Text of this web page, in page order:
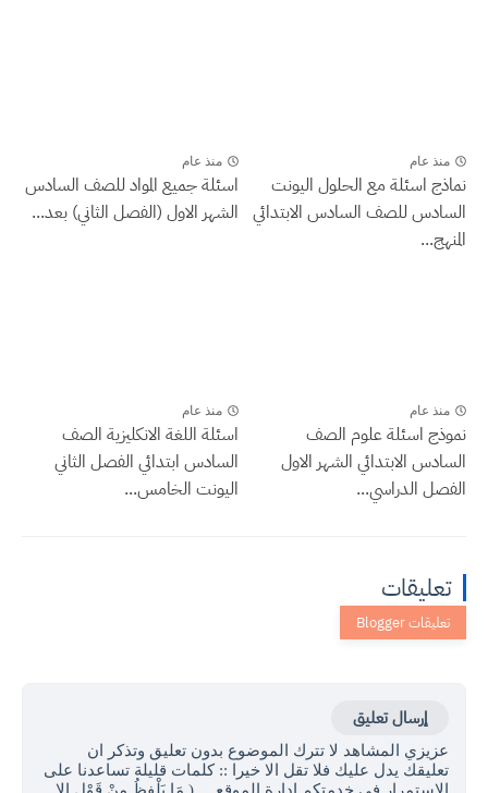
منذ عام
نماذج اسئلة مع الحلول اليونت
السادس للصف السادس الابتدائي
المنهج...
منذ عام
اسئلة جميع المواد للصف السادس
الشهر الاول (الفصل الثاني) بعد...
منذ عام
نموذج اسئلة علوم الصف
السادس الابتدائي الشهر الاول
الفصل الدراسي...
منذ عام
اسئلة اللغة الانكليزية الصف
السادس ابتدائي الفصل الثاني
اليونت الخامس...
تعليقات
إرسال تعليق
عزيزي المشاهد لا تترك الموضوع بدون تعليق وتذكر ان
تعليقك يدل عليك فلا تقل الا خيرا :: كلمات قليلة تساعدنا على